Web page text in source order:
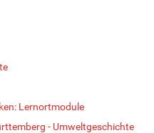
Lernortmodule
- Umweltgeschichte